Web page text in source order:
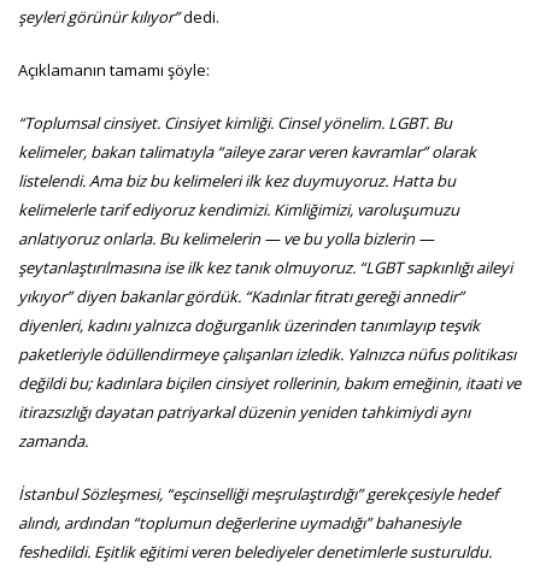
şeyleri görünür kılıyor”dedi.
Açıklamanın tamamı şöyle:
“Toplumsal cinsiyet. Cinsiyet kimliği. Cinsel yönelim. LGBT. Bu
kelimeler, bakan talimatıyla “aileye zarar veren kavramlar” olarak
listelendi. Ama biz bu kelimeleri ilk kez duymuyoruz. Hatta bu
kelimelerle tarif ediyoruz kendimizi. Kimliğimizi, varoluşumuzu
anlatıyoruz onlarla. Bu kelimelerin — ve bu yolla bizlerin —
şeytanlaştırılmasına ise ilk kez tanık olmuyoruz. “LGBT sapkınlığı aileyi
yıkıyor” diyen bakanlar gördük. “Kadınlar fıtratı gereği annedir”
diyenleri, kadını yalnızca doğurganlık üzerinden tanımlayıp teşvik
paketleriyle ödüllendirmeye çalışanları izledik. Yalnızca nüfus politikası
değildi bu; kadınlara biçilen cinsiyet rollerinin, bakım emeğinin, itaati ve
itirazsızlığı dayatan patriyarkal düzenin yeniden tahkimiydi aynı
zamanda.
İstanbul Sözleşmesi, “eşcinselliği meşrulaştırdığı” gerekçesiyle hedef
alındı, ardından “toplumun değerlerine uymadığı” bahanesiyle
feshedildi. Eşitlik eğitimi veren belediyeler denetimlerle susturuldu.